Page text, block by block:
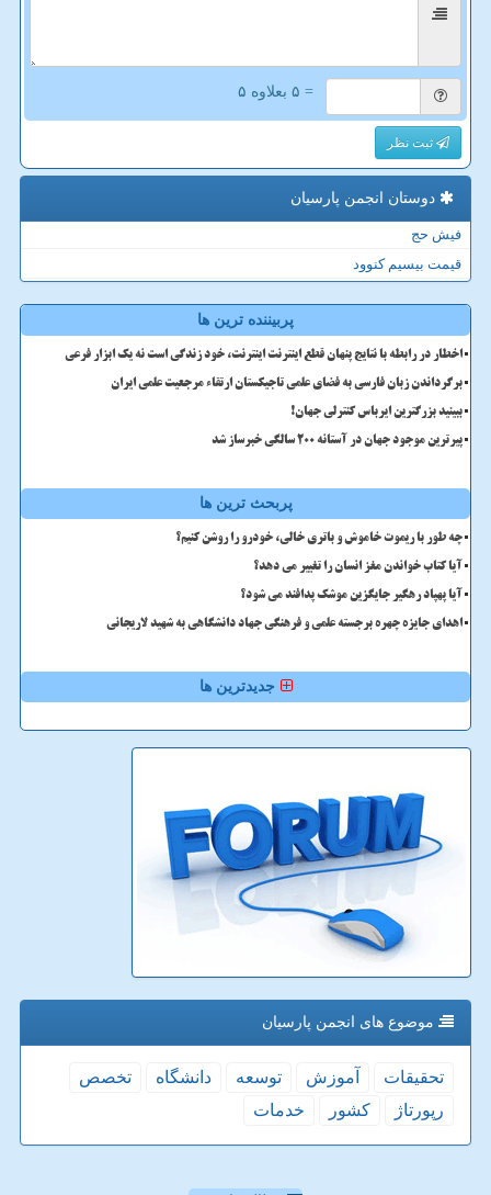
= ۵ بعلاوه ۵
ثبت نظر
دوستان انجمن پارسیان
فیش حج
قیمت بیسیم کنوود
پربیننده ترین ها
اخطار در رابطه با نتایج پنهان قطع اینترنت اینترنت، خود زندگی است نه یک ابزار فرعی
برگرداندن زبان فارسی به فضای علمی تاجیکستان ارتقاء مرجعیت علمی ایران
ببینید بزرگترین ایرباس کنترلی جهان!
پیرترین موجود جهان در آستانه ۲۰۰ سالگی خبرساز شد
پربحث ترین ها
چه طور با ریموت خاموش و باتری خالی، خودرو را روشن کنیم؟
آیا کتاب خواندن مغز انسان را تغییر می دهد؟
آیا پهپاد رهگیر جایگزین موشک پدافند می شود؟
اهدای جایزه چهره برجسته علمی و فرهنگی جهاد دانشگاهی به شهید لاریجانی
جدیدترین ها
موضوع های انجمن پارسیان
تحقیقات آموزش توسعه دانشگاه
تخصص
رپورتاژ
كشور خدمات